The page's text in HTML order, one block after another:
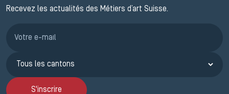
Recevez les actualités des Métiers d’art Suisse.
S'inscrire